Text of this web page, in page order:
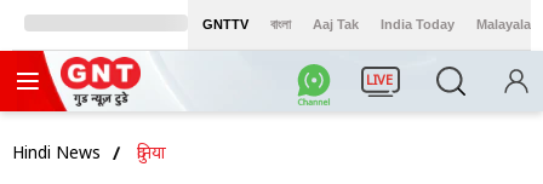
GNTTV বাংলা Aaj Tak India Today Malayalam
LIVE
Hindi News दुनिया